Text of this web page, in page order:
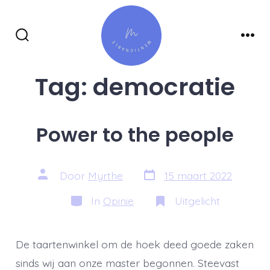
overslaan
Tag: democratie
Power to the people
Auteur
van
Door Myrthe Berichtdatum
15 maart 2022
Categorieën
In Opinie Uitgelicht
De taartenwinkel om de hoek deed goede zaken
sinds wij aan onze master begonnen. Steevast